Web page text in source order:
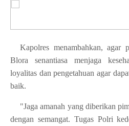
Kapolres menambahkan, agar
Blora senantiasa menjaga
loyalitas dan pengetahuan agar
baik.
"Jaga amanah yang diberikan
dengan semangat. Tugas Polri